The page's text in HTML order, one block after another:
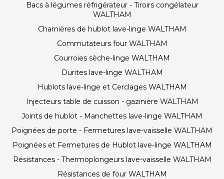
Bacs à légumes réfrigérateur - Tiroirs congélateur
WALTHAM
Charnières de hublot lave-linge WALTHAM
Commutateurs four WALTHAM
Courroies sèche-linge WALTHAM
Durites lave-linge WALTHAM
Hublots lave-linge et Cerclages WALTHAM
Injecteurs table de cuisson - gazinière WALTHAM
Joints de hublot - Manchettes lave-linge WALTHAM
Poignées de porte - Fermetures lave-vaisselle WALTHAM
Poignées et Fermetures de Hublot lave-linge WALTHAM
Résistances - Thermoplongeurs lave-vaisselle WALTHAM
Résistances de four WALTHAM